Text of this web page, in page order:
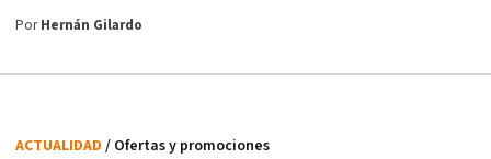
PorHernán Gilardo
ACTUALIDAD / Ofertas y promociones